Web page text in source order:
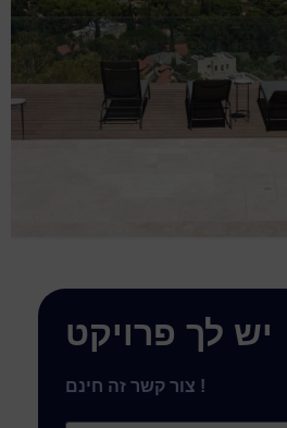
יש לך פרויקט
צור קשר זה חינם !